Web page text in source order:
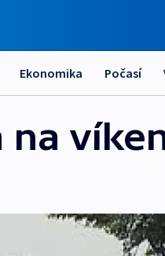
Ekonomika Počasí
na